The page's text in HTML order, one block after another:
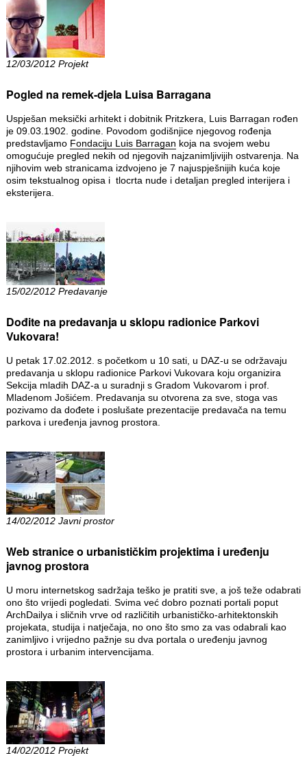
12/03/2012 Projekt
Pogled na remek-djela Luisa Barragana
Uspješan meksički arhitekt i dobitnik Pritzkera, Luis Barragan rođen
je 09.03.1902. godine. Povodom godišnjice njegovog rođenja
predstavljamo Fondaciju Luis Barragan koja na svojem webu
omogućuje pregled nekih od njegovih najzanimljivijih ostvarenja. Na
njihovim web stranicama izdvojeno je 7 najuspješnijih kuća koje
osim tekstualnog opisa i tlocrta nude i detaljan pregled interijera i
eksterijera.
15/02/2012 Predavanje
Dođite na predavanja u sklopu radionice Parkovi
Vukovara!
U petak 17.02.2012. s početkom u 10 sati, u DAZ-u se održavaju
predavanja u sklopu radionice Parkovi Vukovara koju organizira
Sekcija mladih DAZ-a u suradnji s Gradom Vukovarom i prof.
Mladenom Jošićem. Predavanja su otvorena za sve, stoga vas
pozivamo da dođete i poslušate prezentacije predavača na temu
parkova i uređenja javnog prostora.
14/02/2012 Javni prostor
Web stranice o urbanističkim projektima i uređenju
javnog prostora
U moru internetskog sadržaja teško je pratiti sve, a još teže odabrati
ono što vrijedi pogledati. Svima već dobro poznati portali poput
ArchDailya i sličnih vrve od različitih urbanističko-arhitektonskih
projekata, studija i natječaja, no ono što smo za vas odabrali kao
zanimljivo i vrijedno pažnje su dva portala o uređenju javnog
prostora i urbanim intervencijama.
14/02/2012 Projekt